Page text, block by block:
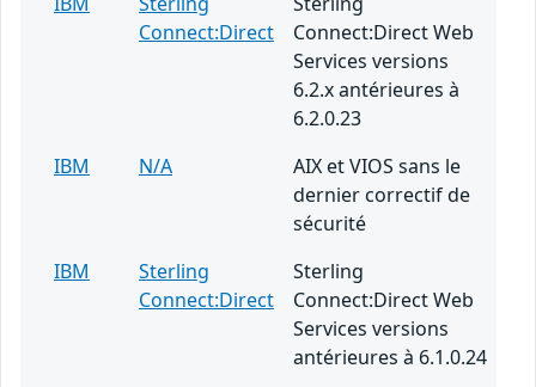
Connect:Direct
Connect:Direct Web
Services versions
6.2.x antérieures à
6.2.0.23
IBM
N/A
AIX et VIOS sans le
dernier correctif de
sécurité
IBM
Sterling
Connect:Direct
Sterling
Connect:Direct Web
Services versions
antérieures à 6.1.0.24